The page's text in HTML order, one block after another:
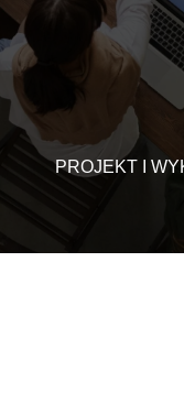
PROJEKT I